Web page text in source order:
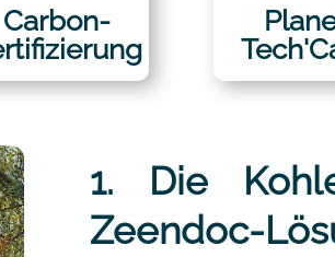
Carbon-
1. Die
Zeendoc-